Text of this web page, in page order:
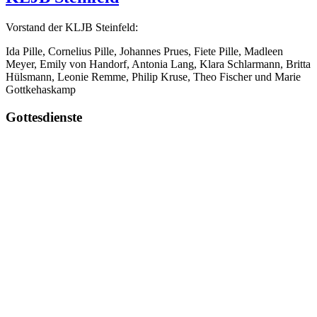
Vorstand der KLJB Steinfeld:
Ida Pille, Cornelius Pille, Johannes Prues, Fiete Pille, Madleen
Meyer, Emily von Handorf, Antonia Lang, Klara Schlarmann, Britta
Hülsmann, Leonie Remme, Philip Kruse, Theo Fischer und Marie
Gottkehaskamp
Gottesdienste